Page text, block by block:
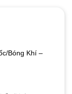
Bóng Khí –